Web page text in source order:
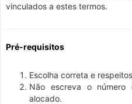
vinculados a estes termos.
Pré-requisitos
Escolha correta e
Não escreva o
alocado.